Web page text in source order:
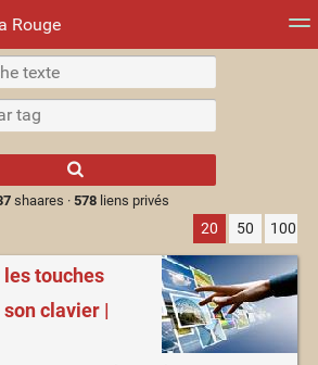
Rouge
Mur d'images
results.
shaares · 578liens privés
20 50 100
touches
clavier |